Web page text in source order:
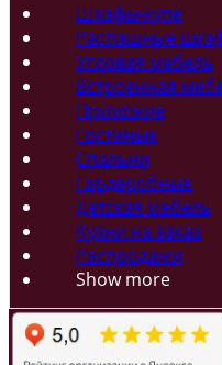
Шкафы-купе
Распашные
Угловая мебель
Встроенная
Прихожие
Гостиные
Спальни
Гардеробные
Детская мебель
Кухни на заказ
Распродажи
Show more